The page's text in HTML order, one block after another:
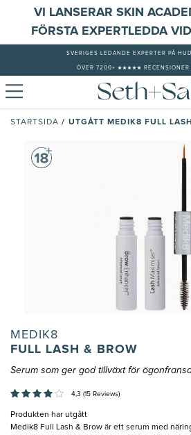
VI LANSERAR SKIN
FÖRSTA EXPERTLEDDA
SVERIGES LEDANDE EXPERTER PÅ
ÖVER 7200+ ★★★★★ RECENSIONER -
STARTSIDA / UTGÅTT MEDIK8 FULL
MEDIK8
FULL LASH & BROW
Serum som ger god tillväxt för
4,3 (15 Reviews)
Produkten har utgått
Medik8 Full Lash & Brow är ett serum med